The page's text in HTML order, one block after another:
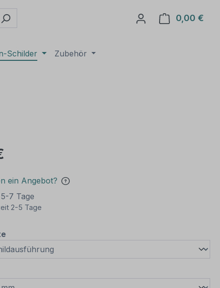
0,00 €
Schilder Zubehör
ein Angebot?
7 Tage
2-5 Tage
auswählen